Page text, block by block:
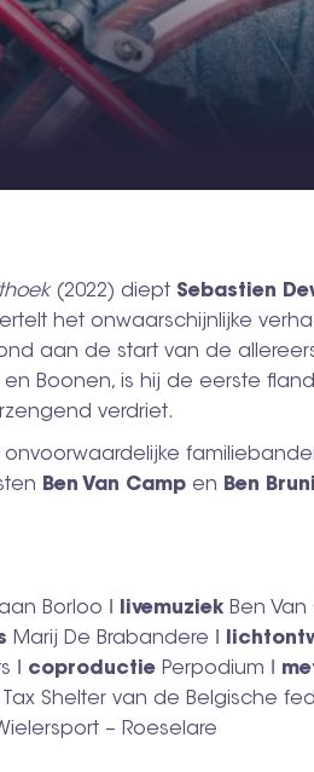
(2022) diept Sebastien
het onwaarschijnlijke
aan de start van de
en Boonen, is hij de eerste
verdriet.
Ben Van Camp en Ben
Borloo ǀ livemuziek Ben
Marij De Brabandere ǀ
coproductie Perpodium ǀ
Shelter van de Belgische
– Roeselare